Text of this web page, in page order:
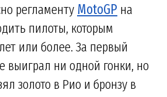
регламенту MotoGP на
пилоты, которым
или более. За первый
выиграл ни одной гонки, но
золото в Рио и бронзу в